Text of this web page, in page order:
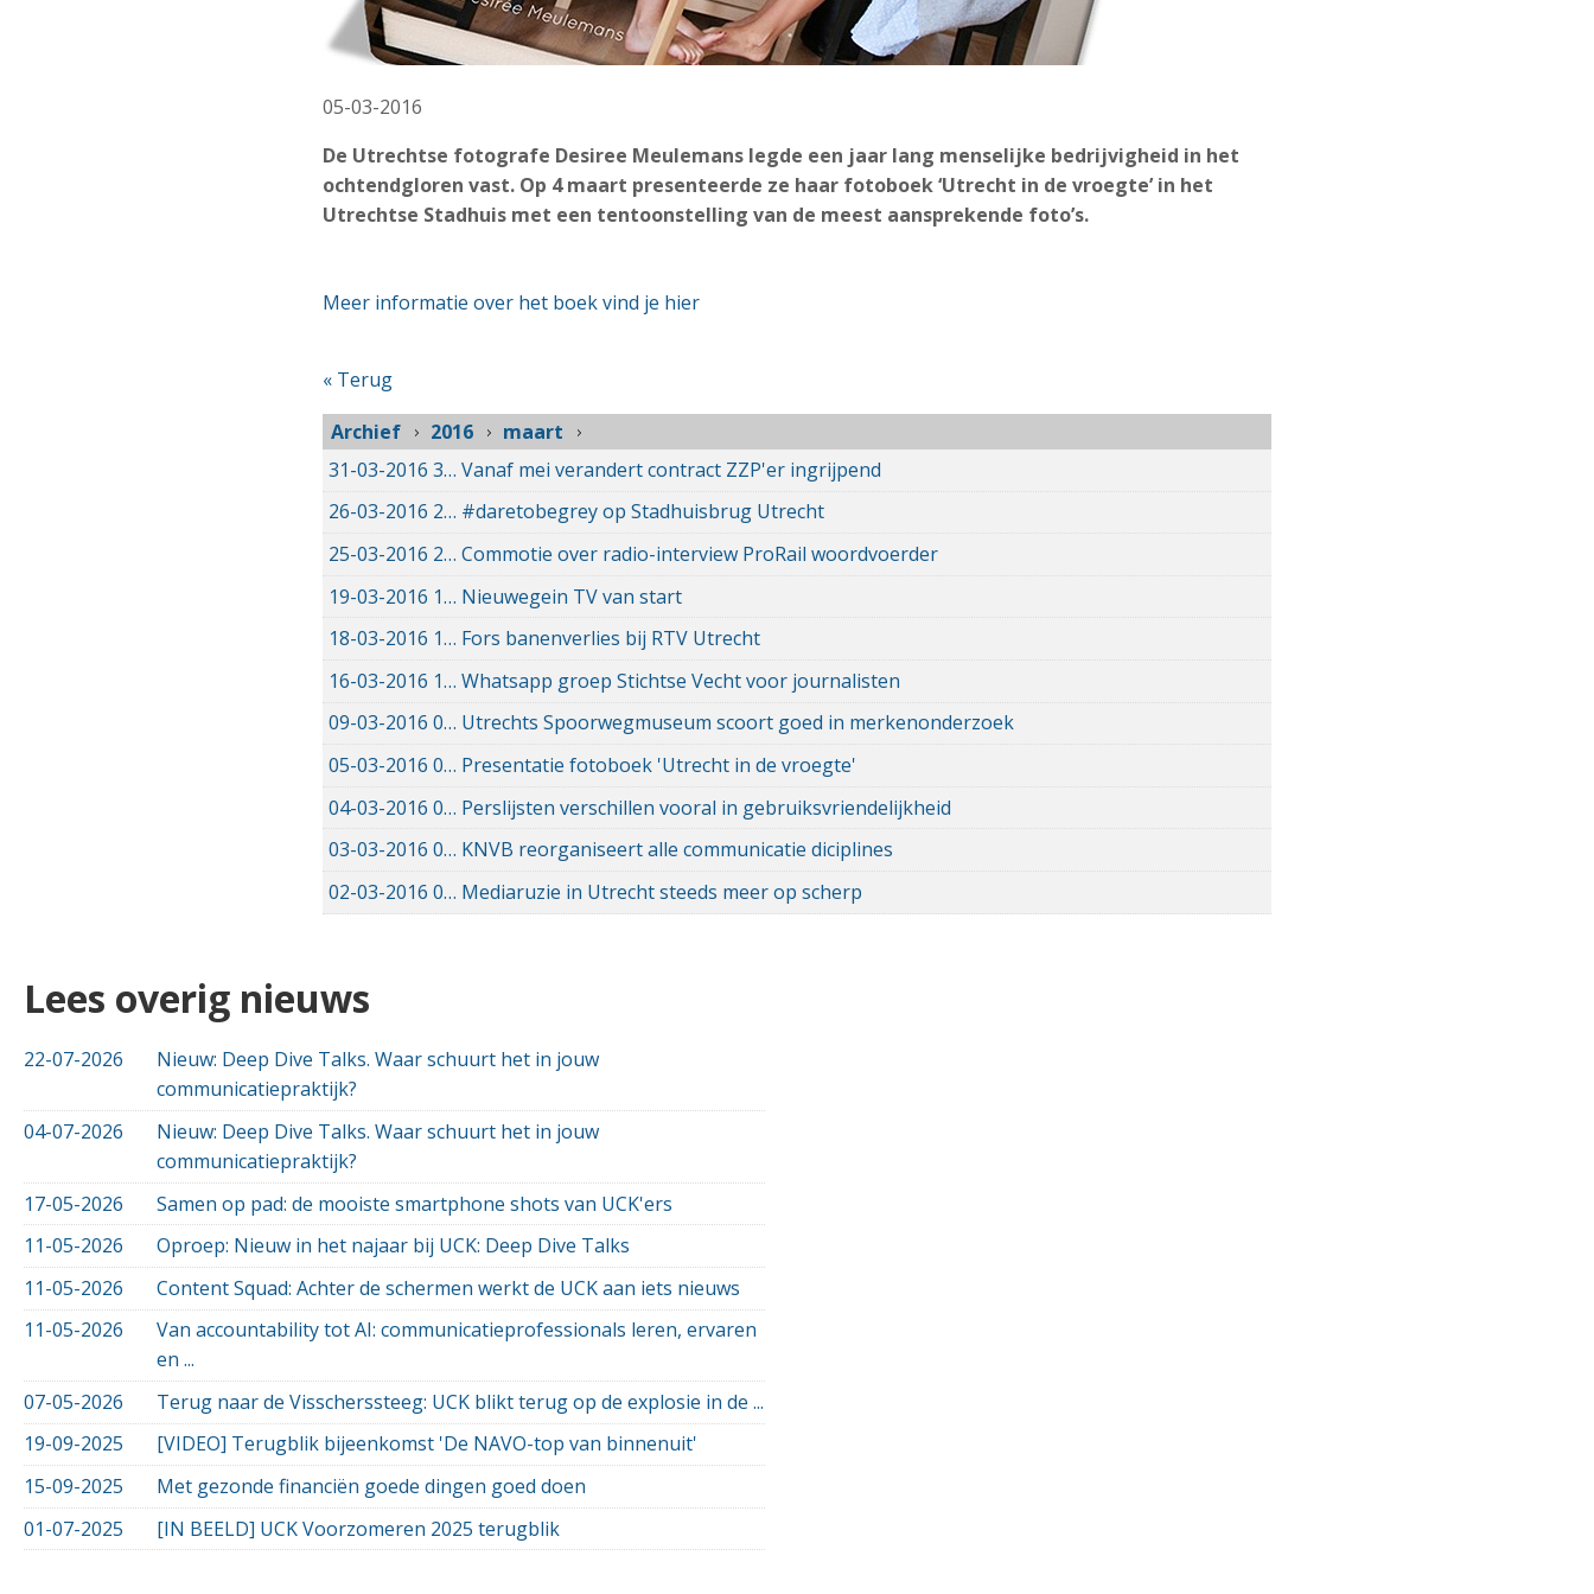
05-03-2016
De Utrechtse fotografe Desiree Meulemans legde een jaar lang menselijke bedrijvigheid in het
ochtendgloren vast. Op 4 maart presenteerde ze haar fotoboek ‘Utrecht in de vroegte’ in het
Utrechtse Stadhuis met een tentoonstelling van de meest aansprekende foto’s.
Meer informatie over het boek vind je hier
« Terug
Archief
2016
maart
31-03-2016 31-03-2016 04:32
Vanaf mei verandert contract ZZP'er ingrijpend
26-03-2016 26-03-2016 10:17
#daretobegrey op Stadhuisbrug Utrecht
25-03-2016 25-03-2016 16:22
Commotie over radio-interview ProRail woordvoerder
19-03-2016 19-03-2016 08:04
Nieuwegein TV van start
18-03-2016 18-03-2016 14:53
Fors banenverlies bij RTV Utrecht
16-03-2016 16-03-2016 17:53
Whatsapp groep Stichtse Vecht voor journalisten
09-03-2016 09-03-2016 18:43
Utrechts Spoorwegmuseum scoort goed in merkenonderzoek
05-03-2016 05-03-2016 12:00
Presentatie fotoboek 'Utrecht in de vroegte'
04-03-2016 04-03-2016 12:00
Perslijsten verschillen vooral in gebruiksvriendelijkheid
03-03-2016 03-03-2016 12:00
KNVB reorganiseert alle communicatie diciplines
02-03-2016 02-03-2016 11:41 Mediaruzie in Utrecht steeds meer op scherp
Lees overig nieuws
22-07-2026
Nieuw: Deep Dive Talks. Waar schuurt het in jouw
communicatiepraktijk?
04-07-2026
Nieuw: Deep Dive Talks. Waar schuurt het in jouw
communicatiepraktijk?
17-05-2026
Samen op pad: de mooiste smartphone shots van UCK'ers
11-05-2026
Oproep: Nieuw in het najaar bij UCK: Deep Dive Talks
11-05-2026
Content Squad: Achter de schermen werkt de UCK aan iets nieuws
11-05-2026
Van accountability tot AI: communicatieprofessionals leren, ervaren
en ...
07-05-2026
Terug naar de Visscherssteeg: UCK blikt terug op de explosie in de ...
19-09-2025
[VIDEO] Terugblik bijeenkomst 'De NAVO-top van binnenuit'
15-09-2025
Met gezonde financiën goede dingen goed doen
01-07-2025
[IN BEELD] UCK Voorzomeren 2025 terugblik